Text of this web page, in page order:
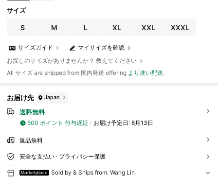
サイズ
S M L XL XXL XXXL
マイサイズを確認
サイズガイド
お探しのサイズがありませんか？ 教えてください
All サイズ are shipped from 国内発送 offering より速い配送.
お届け先 Japan
送料無料
500 ポイント 付与遅延 お届け予定日: 8月13日
返品無料
安全な支払い · プライバシー保護
Marketplace Sold by & Ships from: Wang Lin